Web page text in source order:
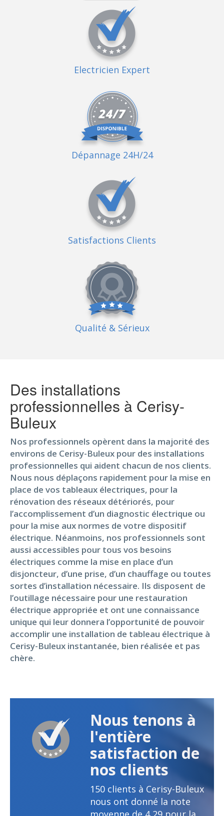
Electricien Expert
Dépannage 24H/24
Satisfactions Clients
Qualité & Sérieux
Des installations
professionnelles à Cerisy-
Buleux
Nos professionnels opèrent dans la majorité des
environs de Cerisy-Buleux pour des installations
professionnelles qui aident chacun de nos clients.
Nous nous déplaçons rapidement pour la mise en
place de vos tableaux électriques, pour la
rénovation des réseaux détériorés, pour
l’accomplissement d’un diagnostic électrique ou
pour la mise aux normes de votre dispositif
électrique. Néanmoins, nos professionnels sont
aussi accessibles pour tous vos besoins
électriques comme la mise en place d’un
disjoncteur, d’une prise, d’un chauffage ou toutes
sortes d’installation nécessaire. Ils disposent de
l’outillage nécessaire pour une restauration
électrique appropriée et ont une connaissance
unique qui leur donnera l’opportunité de pouvoir
accomplir une installation de tableau électrique à
Cerisy-Buleux instantanée, bien réalisée et pas
chère.
Nous tenons à
l'entière
satisfaction de
nos clients
150 clients à Cerisy-Buleux
nous ont donné la note